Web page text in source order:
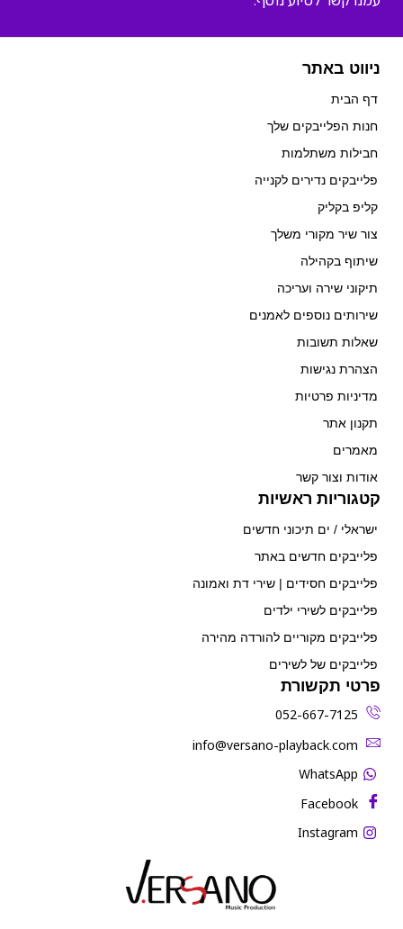
ניווט באתר
דף הבית
חנות הפלייבקים שלך
חבילות משתלמות
פלייבקים נדירים לקנייה
קליפ בקליק
צור שיר מקורי משלך
שיתוף בקהילה
תיקוני שירה ועריכה
שירותים נוספים לאמנים
שאלות תשובות
הצהרת נגישות
מדיניות פרטיות
תקנון אתר
מאמרים
אודות וצור קשר
קטגוריות ראשיות
ישראלי / ים תיכוני חדשים
פלייבקים חדשים באתר
פלייבקים חסידים | שירי דת ואמונה
פלייבקים לשירי ילדים
פלייבקים מקוריים להורדה מהירה
פלייבקים של לשירים
פרטי תקשורת
052-667-7125
‫info@versano-playback.com‬
WhatsApp
Facebook
Instagram